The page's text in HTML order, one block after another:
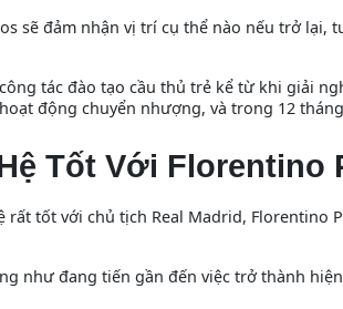
sẽ đảm nhận vị trí cụ thể nào nếu trở
tác đào tạo cầu thủ trẻ kể từ khi giải
động chuyển nhượng, và trong 12
Tốt Với Florentino
rất tốt với chủ tịch Real Madrid,
như đang tiến gần đến việc trở thành